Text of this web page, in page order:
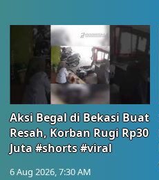
Aksi Begal di Bekasi Buat
Resah, Korban Rugi Rp30
Juta #shorts #viral
6 Aug 2026, 7:30 AM